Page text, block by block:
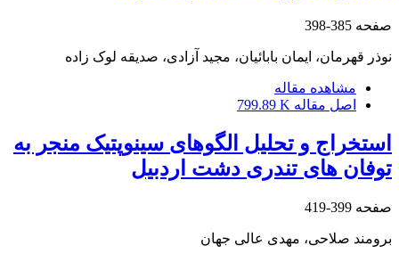
صفحه 385-398
نوذر قهرمان، ایمان بابائیان، مجید آزادی، صدیقه لوک زاده
مشاهده مقاله
اصل مقاله 799.89 K
استخراج و تحلیل الگوهای سینوپتیک منجر به
توفان های تندری دشت اردبیل
صفحه 399-419
برومند صلاحی، مهدی عالی جهان